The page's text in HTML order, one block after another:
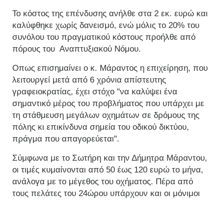
Το κόστος της επένδυσης ανήλθε στα 2 εκ. ευρώ και
καλύφθηκε χωρίς δανεισμό, ενώ μόλις το 20% του
συνόλου του πραγματικού κόστους προήλθε από
πόρους του Αναπτυξιακού Νόμου.
Οπως επισημαίνει ο κ. Μάραντος η επιχείρηση, που
λειτουργεί μετά από 6 χρόνια απίστευτης
γραφειοκρατίας, έχει στόχο "να καλύψει ένα
σημαντικό μέρος του προβλήματος που υπάρχει με
τη στάθμευση μεγάλων οχημάτων σε δρόμους της
πόλης κι επικίνδυνα σημεία του οδικού δικτύου,
πράγμα που απαγορεύεται".
Σύμφωνα με το Σωτήρη και την Δήμητρα Μάραντου,
οι τιμές κυμαίνονται από 50 έως 120 ευρώ το μήνα,
ανάλογα με το μέγεθος του οχήματος. Πέρα από
τους πελάτες του 24ώρου υπάρχουν και οι μόνιμοι